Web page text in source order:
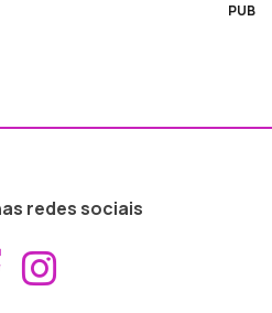
PUB
redes sociais
Aceder ao